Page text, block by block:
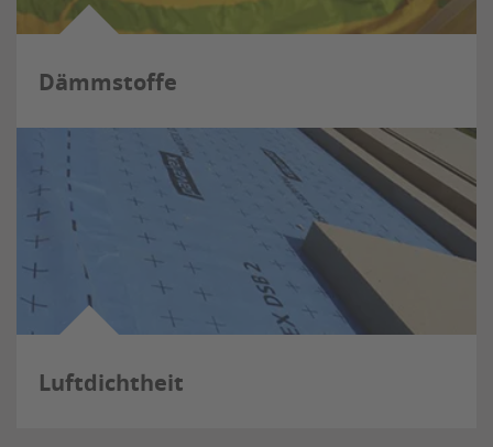
Dämmstoffe
Luftdichtheit